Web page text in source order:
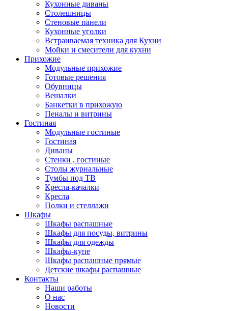
Кухонные диваны
Столешницы
Стеновые панели
Кухонные уголки
Встраиваемая техника для Кухни
Мойки и смесители для кухни
Прихожие
Модульные прихожие
Готовые решения
Обувницы
Вешалки
Банкетки в прихожую
Пеналы и витрины
Гостиная
Модульные гостиные
Гостиная
Диваны
Стенки , гостиные
Столы журнальные
Тумбы под ТВ
Кресла-качалки
Кресла
Полки и стеллажи
Шкафы
Шкафы распашные
Шкафы для посуды, витрины
Шкафы для одежды
Шкафы-купе
Шкафы распашные прямые
Детские шкафы распашные
Контакты
Наши работы
О нас
Новости